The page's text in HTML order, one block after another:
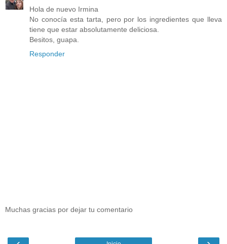
Hola de nuevo Irmina
No conocía esta tarta, pero por los ingredientes que lleva
tiene que estar absolutamente deliciosa.
Besitos, guapa.
Responder
Muchas gracias por dejar tu comentario